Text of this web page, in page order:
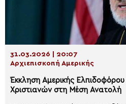
31.03.2026 | 20:07
Αρχιεπισκοπή Αμερικής
Έκκληση Αμερικής
Χριστιανών στη Μέση Ανατολή